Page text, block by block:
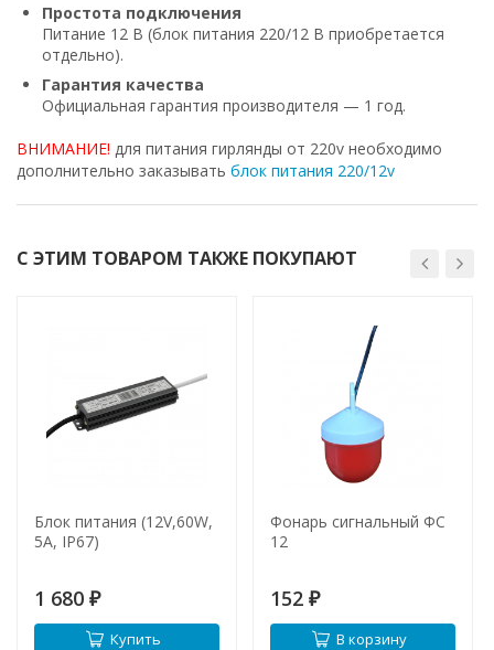
Простота подключения
Питание 12 В (блок питания 220/12 В приобретается
отдельно).
Гарантия качества
Официальная гарантия производителя — 1 год.
ВНИМАНИЕ! для питания гирлянды от 220v необходимо
дополнительно заказывать блок питания 220/12v
С ЭТИМ ТОВАРОМ ТАКЖЕ ПОКУПАЮТ
Блок питания (12V,60W,
5A, IP67)
1 680 ₽
Купить
Фонарь сигнальный ФС
12
152 ₽
В корзину